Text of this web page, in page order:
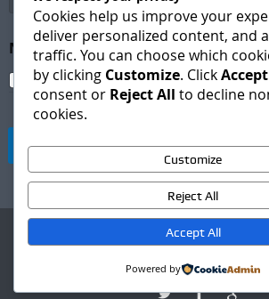
u
s
i
t
Newsletter Subscription*
I agree to receive newsletters and
Suscribirse
Agencia
Cookies help us improve your
deliver personalized content, and
traffic. You can choose which
by clicking Customize. Click
consent or Reject All to decline
cookies.
Customize
Reject All
Accept All
Powered by